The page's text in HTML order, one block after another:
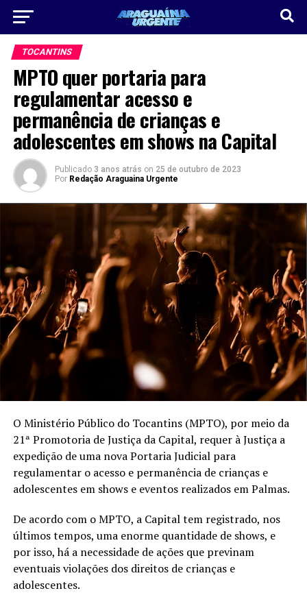
TOCANTINS
MPTO quer portaria para
regulamentar acesso e
permanência de crianças e
adolescentes em shows na Capital
Publicado 3 anos atrás on 25 de outubro de 2023
Por Redação Araguaina Urgente
O Ministério Público do Tocantins (MPTO), por meio da
21ª Promotoria de Justiça da Capital, requer à Justiça a
expedição de uma nova Portaria Judicial para
regulamentar o acesso e permanência de crianças e
adolescentes em shows e eventos realizados em Palmas.
De acordo com o MPTO, a Capital tem registrado, nos
últimos tempos, uma enorme quantidade de shows, e
por isso, há a necessidade de ações que previnam
eventuais violações dos direitos de crianças e
adolescentes.